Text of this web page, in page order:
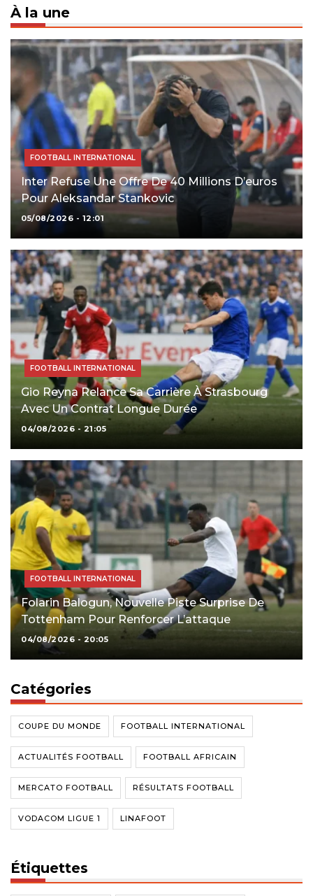
À la une
FOOTBALL INTERNATIONAL
Inter Refuse Une Offre De 40 Millions D’euros
Pour Aleksandar Stankovic
05/08/2026 - 12:01
FOOTBALL INTERNATIONAL
Gio Reyna Relance Sa Carrière À Strasbourg
Avec Un Contrat Longue Durée
04/08/2026 - 21:05
FOOTBALL INTERNATIONAL
Folarin Balogun, Nouvelle Piste Surprise De
Tottenham Pour Renforcer L’attaque
04/08/2026 - 20:05
Catégories
COUPE DU MONDE FOOTBALL INTERNATIONAL
ACTUALITÉS FOOTBALL FOOTBALL AFRICAIN
MERCATO FOOTBALL RÉSULTATS FOOTBALL
VODACOM LIGUE 1 LINAFOOT
Étiquettes